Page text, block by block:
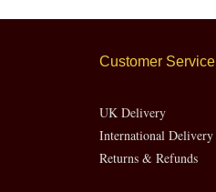
Customer Service
UK Delivery
International Delivery
Returns & Refunds